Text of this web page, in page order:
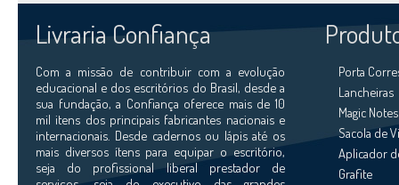
Livraria Confiança
Com a missão de contribuir com a evolução
educacional e dos escritórios do Brasil, desde a
sua fundação, a Confiança oferece mais de 10
mil itens dos principais fabricantes nacionais e
internacionais. Desde cadernos ou lápis até os
mais diversos ítens para equipar o escritório,
seja do profissional liberal prestador de
Porta
Lancheiras
Magic
Sacola de
Aplicador
Grafite